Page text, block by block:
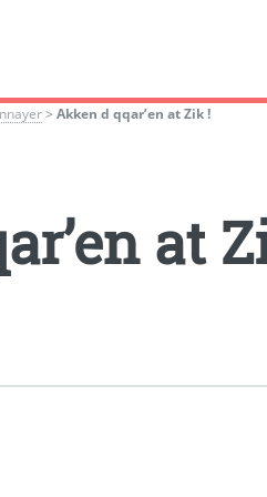
>Akken d qqar’en at Zik !
at